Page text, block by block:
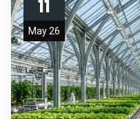
11
May 26